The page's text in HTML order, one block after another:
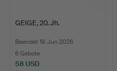
GEIGE, 20. Jh.
Beendet 19. Jun 2026
6 Gebote
58 USD